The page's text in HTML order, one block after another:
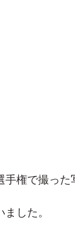
権で撮った
した。